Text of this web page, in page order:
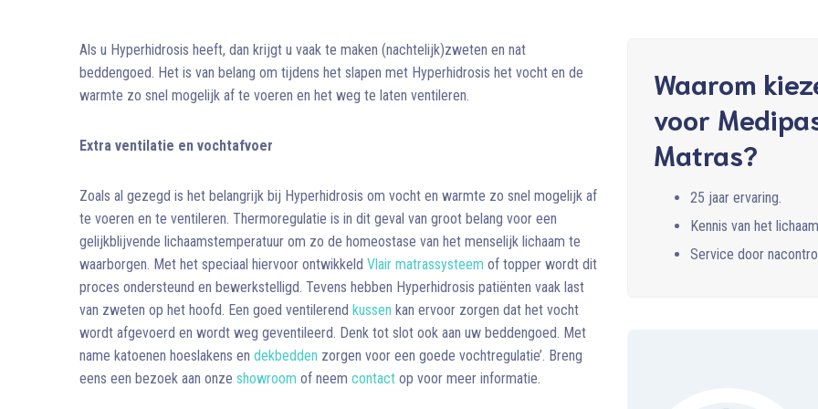
Als u Hyperhidrosis heeft, dan krijgt u vaak te maken (nachtelijk)zweten en nat
beddengoed. Het is van belang om tijdens het slapen met Hyperhidrosis het vocht en de
warmte zo snel mogelijk af te voeren en het weg te laten ventileren.
Extra ventilatie en vochtafvoer
Zoals al gezegd is het belangrijk bij Hyperhidrosis om vocht en warmte zo snel mogelijk af
te voeren en te ventileren. Thermoregulatie is in dit geval van groot belang voor een
gelijkblijvende lichaamstemperatuur om zo de homeostase van het menselijk lichaam te
waarborgen. Met het speciaal hiervoor ontwikkeld Vlair matrassysteem of topper wordt dit
proces ondersteund en bewerkstelligd. Tevens hebben Hyperhidrosis patiënten vaak last
van zweten op het hoofd. Een goed ventilerend kussen kan ervoor zorgen dat het vocht
wordt afgevoerd en wordt weg geventileerd. Denk tot slot ook aan uw beddengoed. Met
name katoenen hoeslakens en dekbedden zorgen voor een goede vochtregulatie’. Breng
eens een bezoek aan onze showroom of neem contact op voor meer informatie.
Waarom
voor
Matras?
25 jaar ervaring.
Kennis van het
Service door